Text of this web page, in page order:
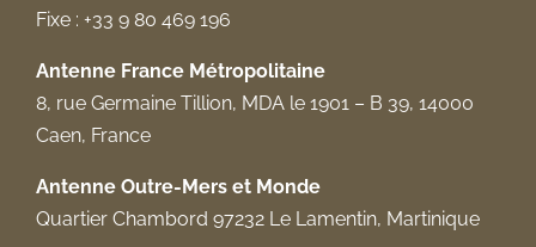
Fixe : +33 9 80 469 196
Antenne France Métropolitaine
8, rue Germaine Tillion, MDA le 1901 – B 39, 14000
Caen, France
Antenne Outre-Mers et Monde
Quartier Chambord 97232 Le Lamentin, Martinique